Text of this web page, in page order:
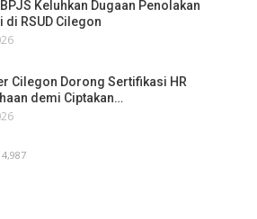
Keluhkan Dugaan Penolakan
di RSUD Cilegon
Cilegon Dorong Sertifikasi HR
demi Ciptakan…